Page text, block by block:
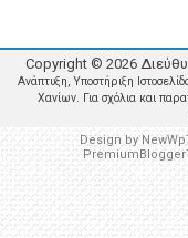
Copyright © 2026
Ανάπτυξη, Υποστήριξη
Χανίων. Για σχόλια και
Design by